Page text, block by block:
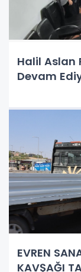
Halil Aslan
Devam
EVREN
KAVŞAĞI